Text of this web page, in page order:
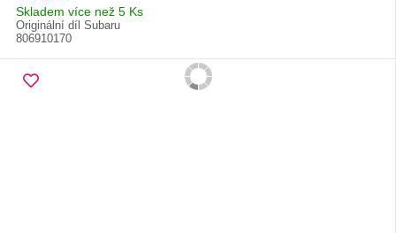
Skladem více než 5 Ks
Originální díl Subaru
806910170